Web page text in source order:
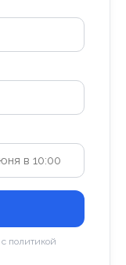
политикой